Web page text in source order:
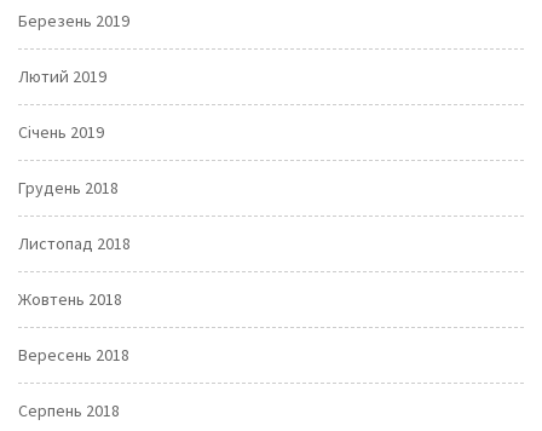
Березень 2019
Лютий 2019
Січень 2019
Грудень 2018
Листопад 2018
Жовтень 2018
Вересень 2018
Серпень 2018